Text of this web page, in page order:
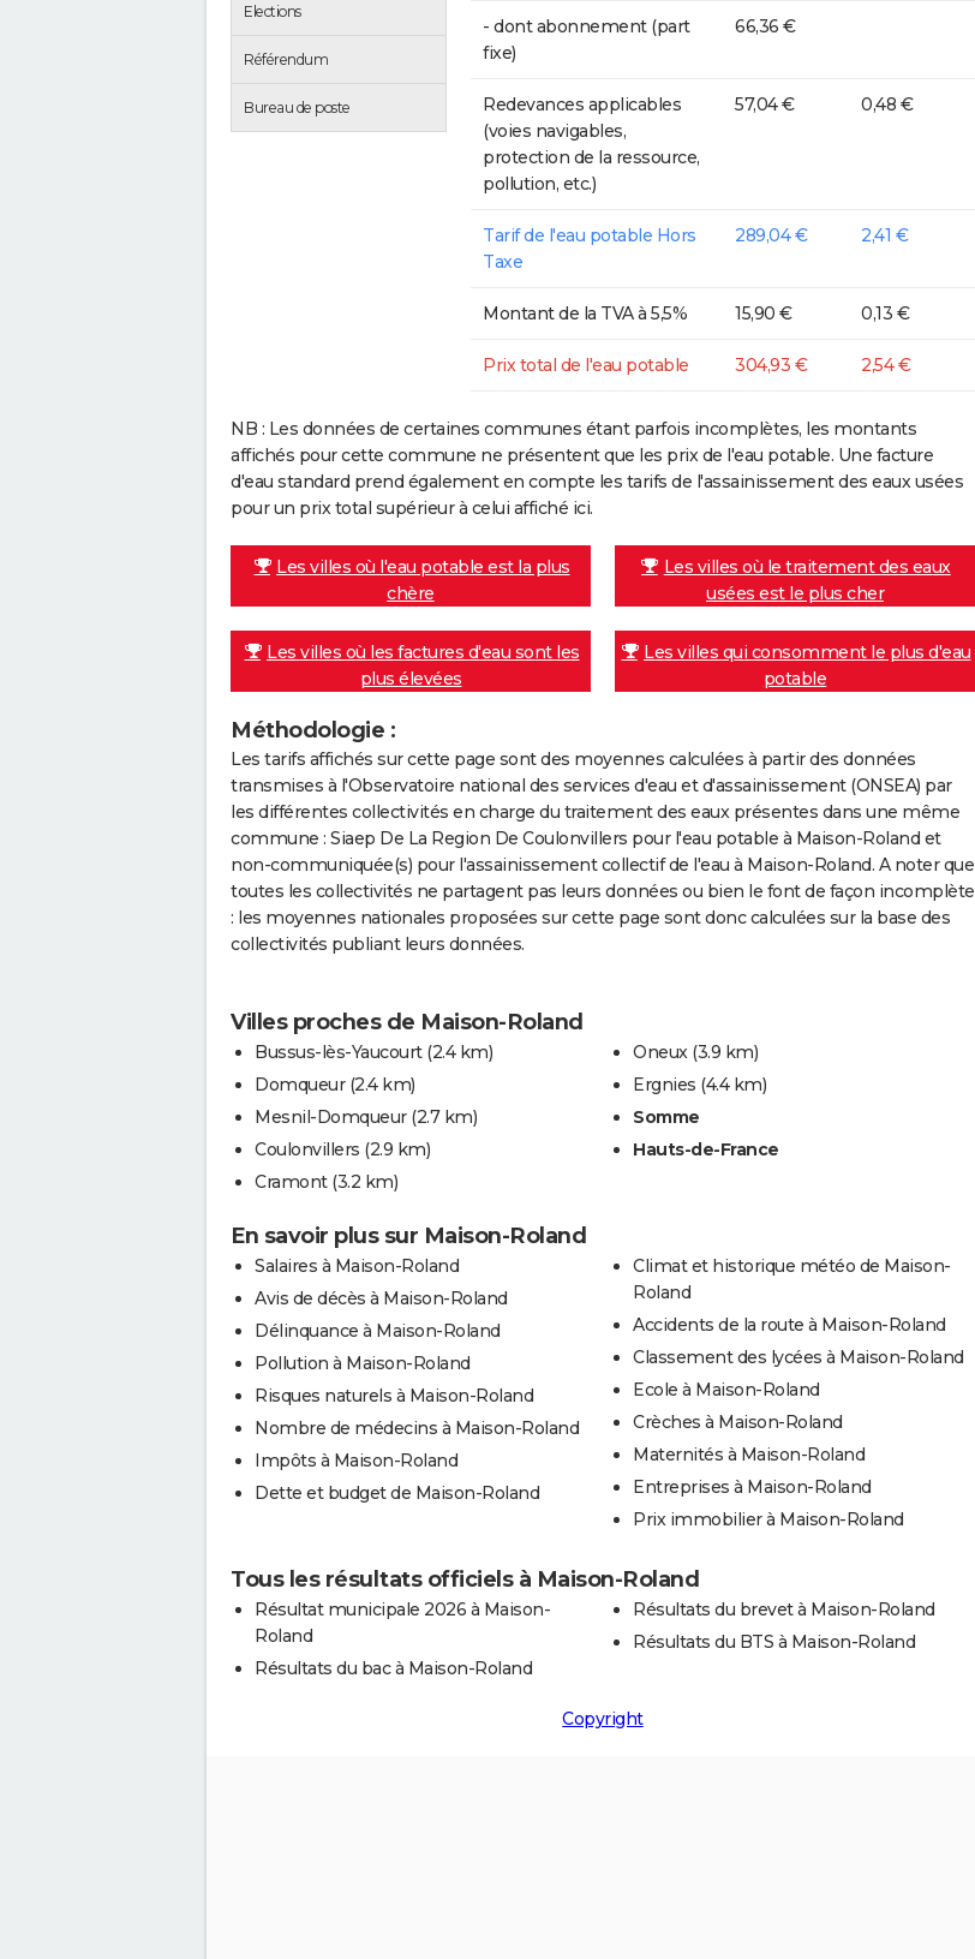
Elections
Référendum
Bureau de poste
- dont abonnement (part
fixe)
66,36 €
Redevances applicables
(voies navigables,
protection de la ressource,
pollution, etc.)
57,04 € 0,48 €
Tarif de l'eau potable Hors
Taxe
289,04 € 2,41 €
Montant de la TVA à 5,5% 15,90 € 0,13 €
Prix total de l'eau potable 304,93 € 2,54 €
NB : Les données de certaines communes étant parfois incomplètes, les montants
affichés pour cette commune ne présentent que les prix de l'eau potable. Une facture
d'eau standard prend également en compte les tarifs de l'assainissement des eaux usées
pour un prix total supérieur à celui affiché ici.
Les villes où l'eau potable est la plus
chère
Les villes où le traitement des eaux
usées est le plus cher
Les villes où les factures d'eau sont les
plus élevées
Les villes qui consomment le plus d'eau
potable
Méthodologie :
Les tarifs affichés sur cette page sont des moyennes calculées à partir des données
transmises à l'Observatoire national des services d'eau et d'assainissement (ONSEA) par
les différentes collectivités en charge du traitement des eaux présentes dans une même
commune : Siaep De La Region De Coulonvillers pour l'eau potable à Maison-Roland et
non-communiquée(s) pour l'assainissement collectif de l'eau à Maison-Roland. A noter que
toutes les collectivités ne partagent pas leurs données ou bien le font de façon incomplète
: les moyennes nationales proposées sur cette page sont donc calculées sur la base des
collectivités publiant leurs données.
Villes proches de Maison-Roland
Bussus-lès-Yaucourt (2.4 km)
Domqueur (2.4 km)
Mesnil-Domqueur (2.7 km)
Coulonvillers (2.9 km)
Cramont (3.2 km)
Oneux (3.9 km)
Ergnies (4.4 km)
Somme
Hauts-de-France
En savoir plus sur Maison-Roland
Salaires à Maison-Roland
Avis de décès à Maison-Roland
Délinquance à Maison-Roland
Pollution à Maison-Roland
Risques naturels à Maison-Roland
Nombre de médecins à Maison-Roland
Impôts à Maison-Roland
Dette et budget de Maison-Roland
Climat et historique météo de Maison-
Roland
Accidents de la route à Maison-Roland
Classement des lycées à Maison-Roland
Ecole à Maison-Roland
Crèches à Maison-Roland
Maternités à Maison-Roland
Entreprises à Maison-Roland
Prix immobilier à Maison-Roland
Tous les résultats officiels à Maison-Roland
Résultat municipale 2026 à Maison-
Roland
Résultats du bac à Maison-Roland
Résultats du brevet à Maison-Roland
Résultats du BTS à Maison-Roland
Copyright